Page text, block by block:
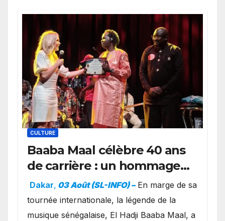
CULTURE
Baaba Maal célèbre 40 ans
de carrière : un hommage
exceptionnel à Oslo en
présence de la famille
royale.
Dakar, 03 Août (SL-INFO) – ​En marge de sa
tournée internationale, la légende de la
musique sénégalaise, El Hadji Baaba Maal, a